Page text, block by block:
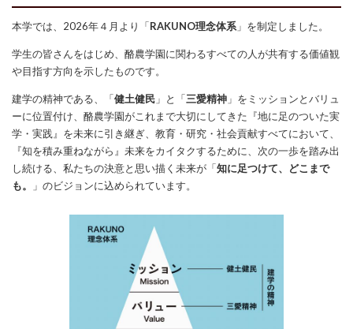
本学では、2026年４月より「RAKUNO理念体系 」を制定しました。
学生の皆さんをはじめ、酪農学園に関わるすべての人が共有する価値観
や目指す方向を示したものです。
建学の精神である、「健土健民 」と「三愛精神 」をミッションとバリュ
ーに位置付け、酪農学園がこれまで大切にしてきた『地に足のついた実
学・実践』を未来に引き継ぎ、教育・研究・社会貢献すべてにおいて、
『知を積み重ねながら』未来をカイタクするために、次の一歩を踏み出
し続ける、私たちの決意と思い描く未来が「知に足つけて、どこまで
も。
」のビジョンに込められています。